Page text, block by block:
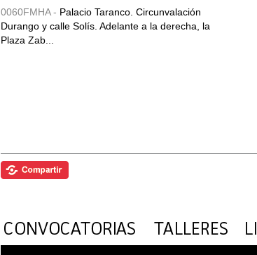
0060FMHA - Palacio Taranco. Circunvalación
Durango y calle Solís. Adelante a la derecha, la
Plaza Zab...